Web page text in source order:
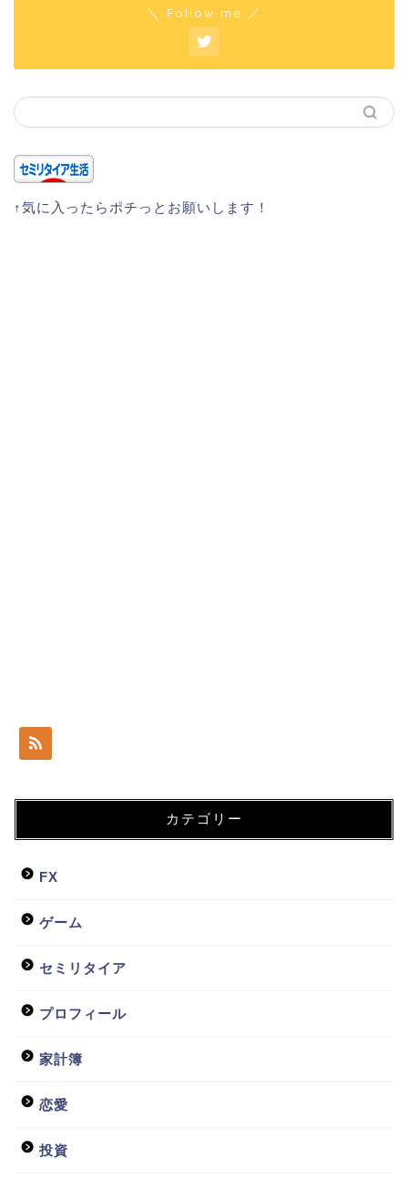
＼ Follow me ／
↑気に入ったらポチっとお願いします！
カテゴリー
FX
ゲーム
セミリタイア
プロフィール
家計簿
恋愛
投資